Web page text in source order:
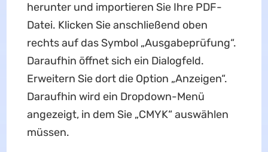
herunter und importieren Sie Ihre PDF-
Datei. Klicken Sie anschließend oben
rechts auf das Symbol „Ausgabeprüfung“.
Daraufhin öffnet sich ein Dialogfeld.
Erweitern Sie dort die Option „Anzeigen“.
Daraufhin wird ein Dropdown-Menü
angezeigt, in dem Sie „CMYK“ auswählen
müssen.